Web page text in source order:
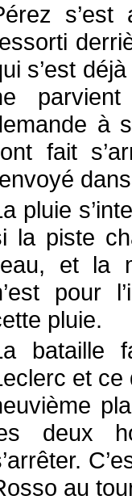
s’est
à
fait
pluie
la piste
et la
pour
pluie.
bataille
et ce
deux
au